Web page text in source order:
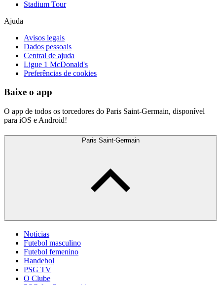
Stadium Tour
Ajuda
Avisos legais
Dados pessoais
Central de ajuda
Ligue 1 McDonald's
Preferências de cookies
Baixe o app
O app de todos os torcedores do Paris Saint-Germain, disponível
para iOS e Android!
Paris Saint-Germain
Notícias
Futebol masculino
Futebol femenino
Handebol
PSG TV
O Clube